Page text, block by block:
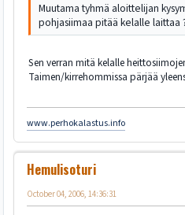
Muutama tyhmä aloittelijan
pohjasiimaa pitää kelalle laittaa
Sen verran mitä kelalle
Taimen/kirrehommissa pärjää
www.perhokalastus.info
Hemulisoturi
October 04, 2006, 14:36:31